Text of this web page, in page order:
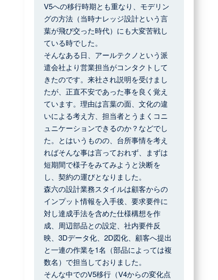
V5への移行時期とも重なり、モデリン
グの方法（当時ナレッジ設計という言
葉が飛び交った時代）にも大変苦戦し
ている時でした。
そんなある日、アールテクノという派
遣会社より営業担当がコンタクトして
きたのです。来社され説明を受けまし
たが、正直不安であった事を良く覚え
ています。理由は言葉の面、文化の違
いによる考え方、担当者とうまくコニ
ュニケーションできるのか？などでし
た。とはいうものの、台所事情を考え
ればそんな事は言っておれず、まずは
短期間で様子をみてみようと決断を
し、契約の運びとなりました。
森六の設計業務スタイルは顧客からの
インプット情報を入手後、要求要件に
対し達成手法を含めた仕様構想を作
成、周辺部品との設定、社内要件反
映、3Dデータ化、2D図化、顧客へ提出
と一連の作業を1名（部品によっては複
数名）で担当しておりました。
そんな中でのV5移行（V4からの変化点